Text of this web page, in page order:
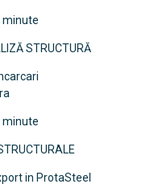
minute
STRUCTURĂ
minute
in ProtaSteel